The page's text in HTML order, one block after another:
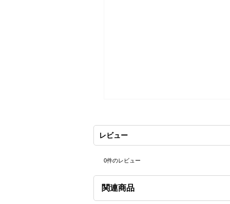
レビュー
0件のレビュー
関連商品